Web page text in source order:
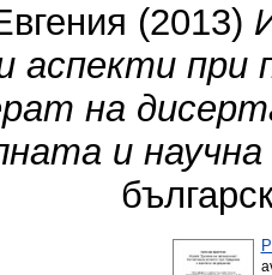
(2013)
аспекти при
на
и